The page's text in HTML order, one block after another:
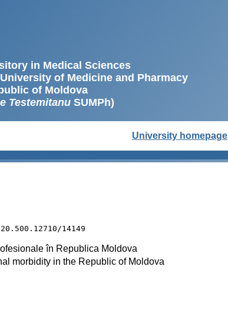
in Medical Sciences
of Medicine and Pharmacy
of Moldova
TestemitanuSUMPh)
University homepage
14149
în Republica Moldova
morbidity in the Republic of Moldova